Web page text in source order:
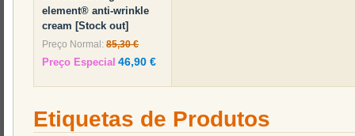
element® anti-wrinkle
cream [Stock out]
Preço Normal: 85,30 €
Preço Especial 46,90 €
Etiquetas de Produtos